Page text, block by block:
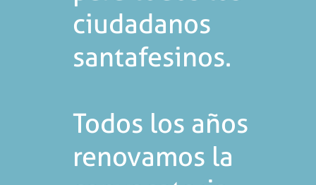
ciudadanos
santafesinos.
Todos los años
renovamos la